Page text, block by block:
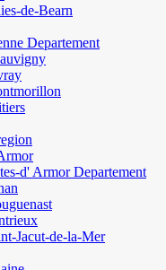
de-Bearn
Departement
d' Armor Departement
Jacut-de-la-Mer